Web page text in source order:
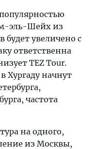
эль-Шейх из
будет увеличено с
ответственна
TEZ Tour.
Хургаду начнут
частота
на одного,
из Москвы,